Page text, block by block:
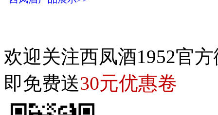
欢迎关注西凤酒1952官
即免费送30元优惠卷